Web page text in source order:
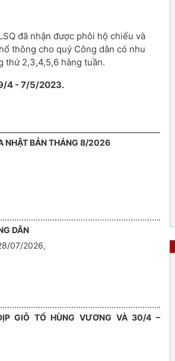
đã nhận được phôi hộ chiếu và
thông cho quý Công dân có nhu
thứ 2,3,4,5,6 hàng tuần.
4 - 7/5/2023.
NHẬT BẢN THÁNG 8/2026
DÂN
07/2026,
GIỖ TỔ HÙNG VƯƠNG VÀ 30/4 –